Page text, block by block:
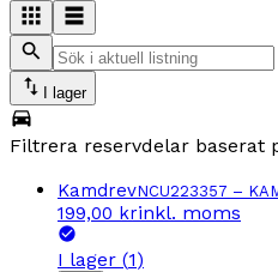
I lager
Filtrera reservdelar baserat
KamdrevNCU223357 –
199,00 krinkl. moms
I lager (1)